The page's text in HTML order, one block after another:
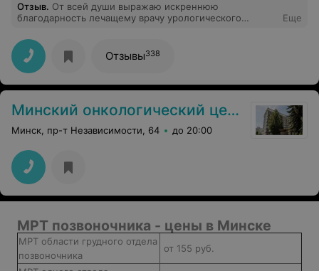
Отзыв. От всей души выражаю искреннюю
благодарность лечащему врачу урологического
профессионализм, чуткое отношение к пациентам,
внимание и доброту. Отдельную благодарность
выражаю младшему медицинскому персоналу
отделения, за чистоту и уют, комфортное пребывание
во время лечения, внимательный уход и чуткое
всех начинаниях, счастья, благополучия, и долгих лет
Еще
Отзывы338
Минский онкологический центр
Минск, пр-т Независимости, 64 до 20:00
МРТ позвоночника - цены в Минске
МРТ области грудного отдела
позвоночника
от 155 руб.